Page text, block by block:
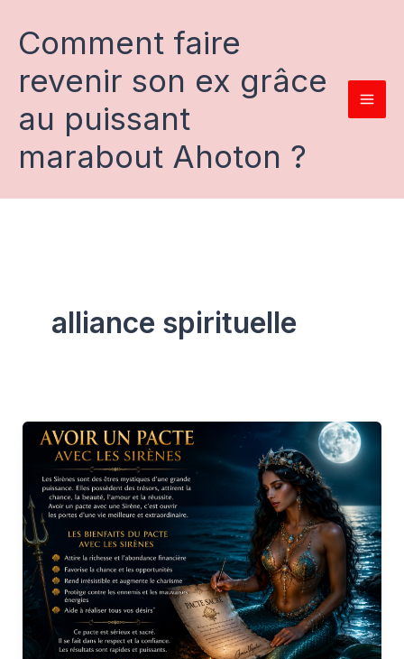
contenu
Comment faire
revenir son ex grâce
au puissant
marabout Ahoton ?
alliance spirituelle